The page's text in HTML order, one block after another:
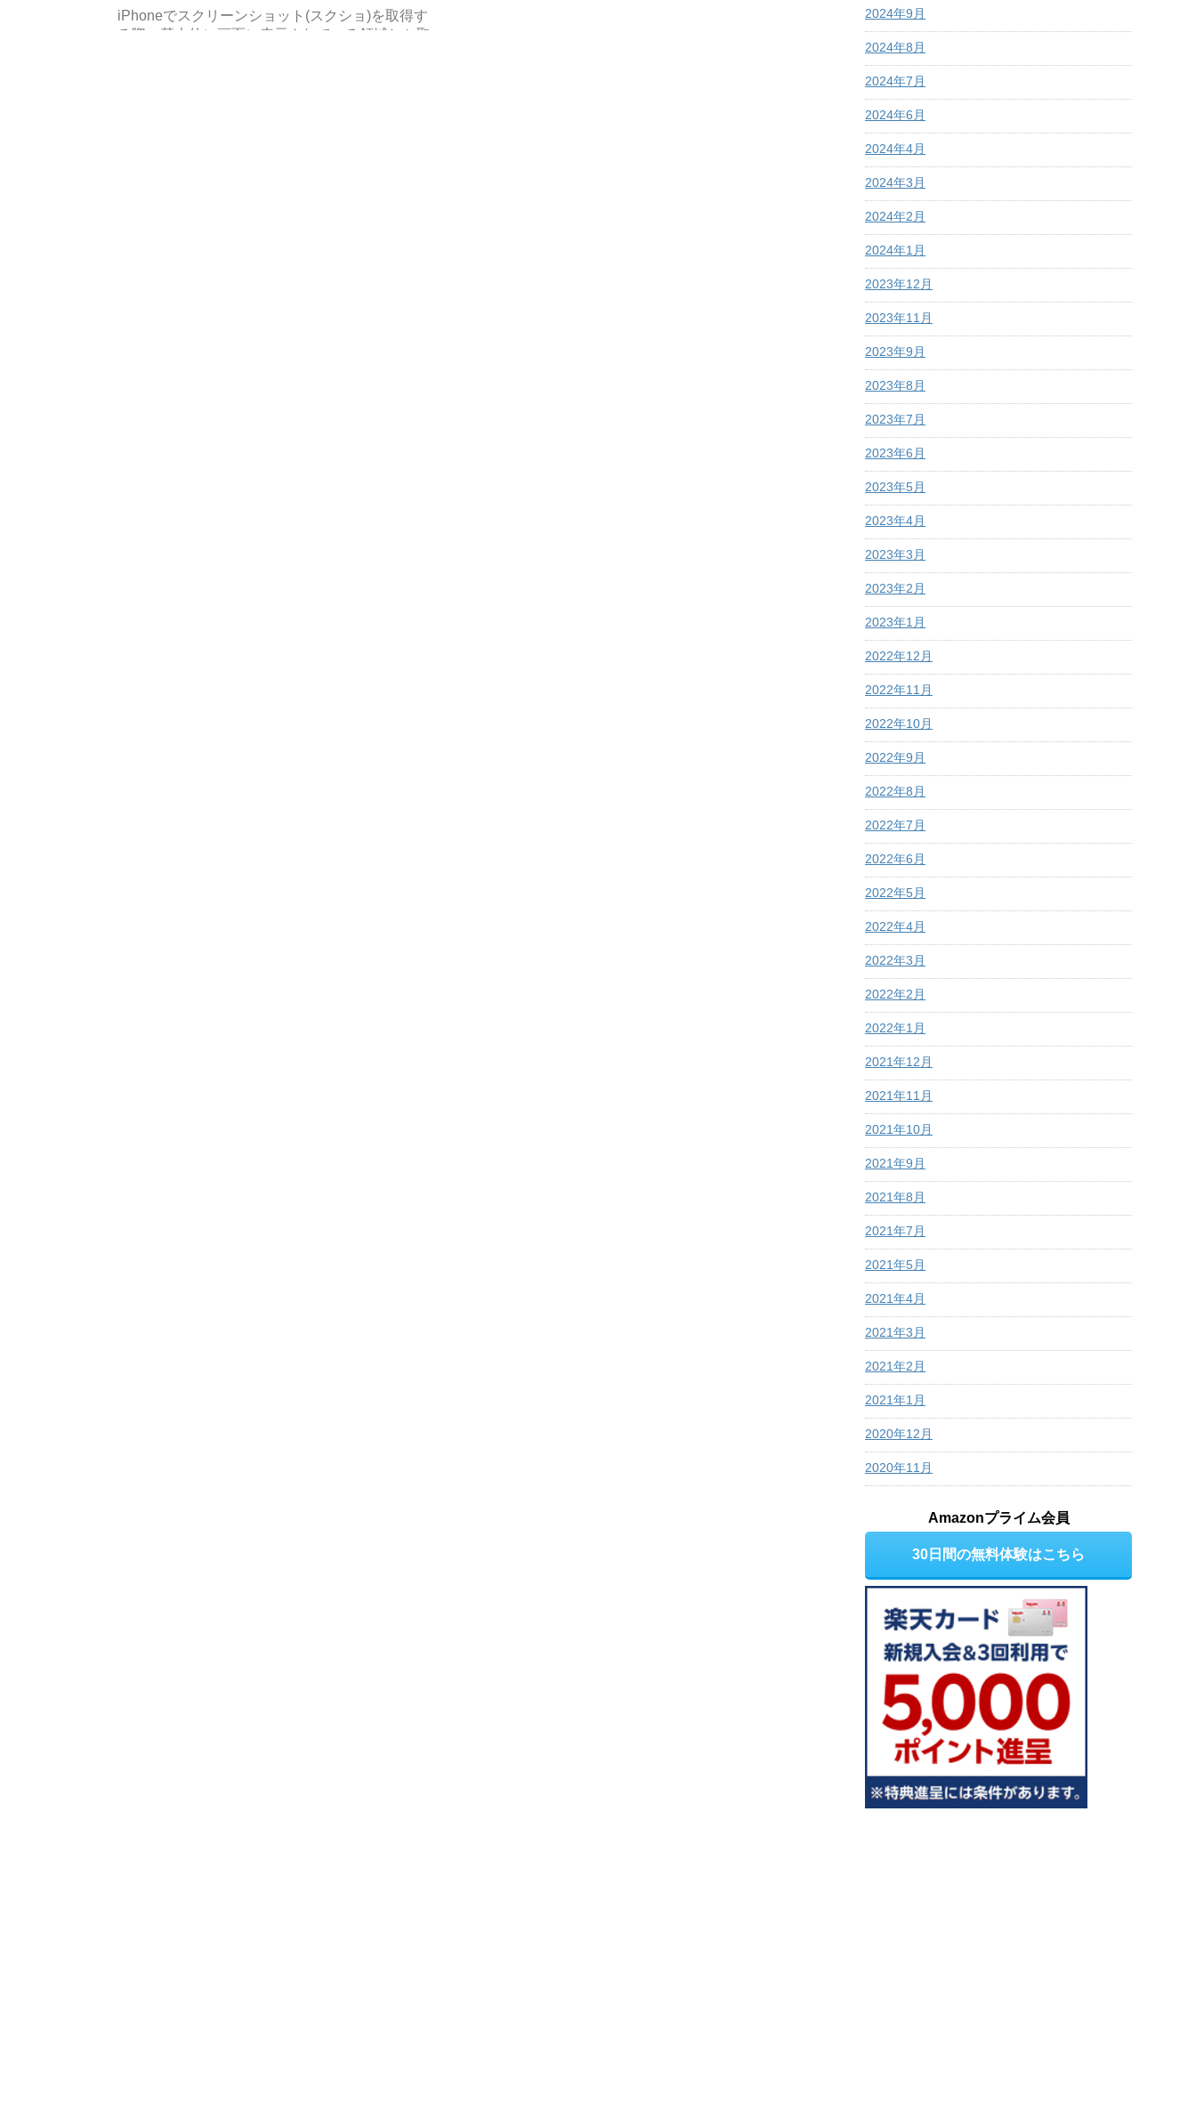
iPhoneでスクリーンショット(スクショ)を取得す
る際、基本的に画面に表示されている領域しか取
2024年9月
2024年8月
2024年7月
2024年6月
2024年4月
2024年3月
2024年2月
2024年1月
2023年12月
2023年11月
2023年9月
2023年8月
2023年7月
2023年6月
2023年5月
2023年4月
2023年3月
2023年2月
2023年1月
2022年12月
2022年11月
2022年10月
2022年9月
2022年8月
2022年7月
2022年6月
2022年5月
2022年4月
2022年3月
2022年2月
2022年1月
2021年12月
2021年11月
2021年10月
2021年9月
2021年8月
2021年7月
2021年5月
2021年4月
2021年3月
2021年2月
2021年1月
2020年12月
2020年11月
Amazonプライム会員
30日間の無料体験はこちら